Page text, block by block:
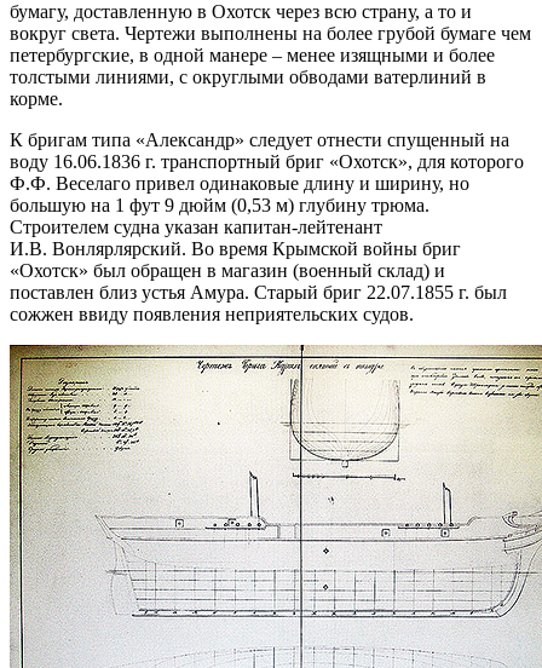
бумагу, доставленную в Охотск через всю страну, а то и
вокруг света. Чертежи выполнены на более грубой бумаге чем
петербургские, в одной манере – менее изящными и более
толстыми линиями, с округлыми обводами ватерлиний в
корме.
К бригам типа «Александр» следует отнести спущенный на
воду 16.06.1836 г. транспортный бриг «Охотск», для которого
Ф.Ф. Веселаго привел одинаковые длину и ширину, но
большую на 1 фут 9 дюйм (0,53 м) глубину трюма.
Строителем судна указан капитан-лейтенант
И.В. Вонлярлярский. Во время Крымской войны бриг
«Охотск» был обращен в магазин (военный склад) и
поставлен близ устья Амура. Старый бриг 22.07.1855 г. был
сожжен ввиду появления неприятельских судов.